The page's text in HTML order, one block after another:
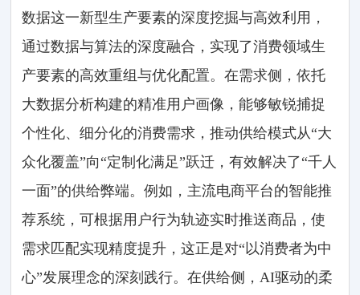
数据这一新型生产要素的深度挖掘与高效利用，
通过数据与算法的深度融合，实现了消费领域生
产要素的高效重组与优化配置。在需求侧，依托
大数据分析构建的精准用户画像，能够敏锐捕捉
个性化、细分化的消费需求，推动供给模式从“大
众化覆盖”向“定制化满足”跃迁，有效解决了“千人
一面”的供给弊端。例如，主流电商平台的智能推
荐系统，可根据用户行为轨迹实时推送商品，使
需求匹配实现精度提升，这正是对“以消费者为中
心”发展理念的深刻践行。在供给侧，AI驱动的柔